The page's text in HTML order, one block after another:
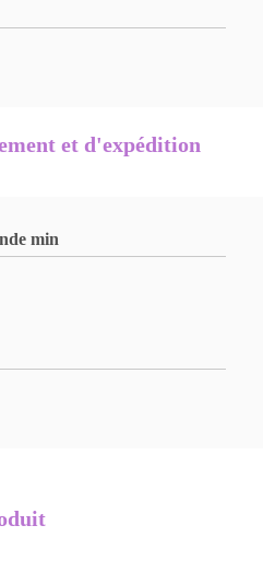
et d'expédition
min